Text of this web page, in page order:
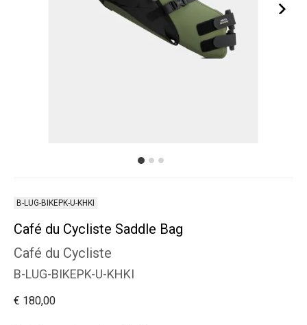
B-LUG-BIKEPK-U-KHKI
Café du Cycliste Saddle Bag
Café du Cycliste
B-LUG-BIKEPK-U-KHKI
€ 180,00